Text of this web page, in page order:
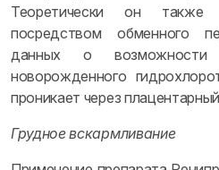
Теоретически он
посредством обменного
данных о
новорожденного
проникает через
Грудное вскармливание